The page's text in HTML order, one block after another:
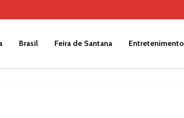
Brasil Feira de Santana Entretenimento